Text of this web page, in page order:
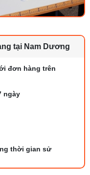
tại Nam Dương
đơn hàng trên
ngày
thời gian sử
may là gì? Công